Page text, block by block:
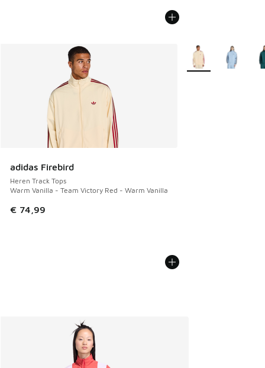
adidas Firebird
Heren Track Tops
Warm Vanilla - Team Victory Red - Warm Vanilla
€ 74,99
Meer kleuren